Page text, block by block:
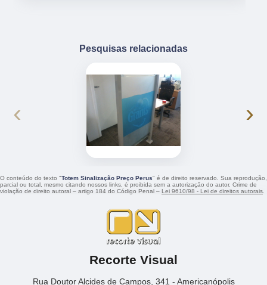
Pesquisas relacionadas
‹ ›
O conteúdo do texto "Totem Sinalização Preço Perus" é de direito reservado. Sua reprodução,
parcial ou total, mesmo citando nossos links, é proibida sem a autorização do autor. Crime de
violação de direito autoral – artigo 184 do Código Penal – Lei 9610/98 - Lei de direitos autorais
Recorte Visual
Rua Doutor Alcides de Campos, 341 - Americanópolis